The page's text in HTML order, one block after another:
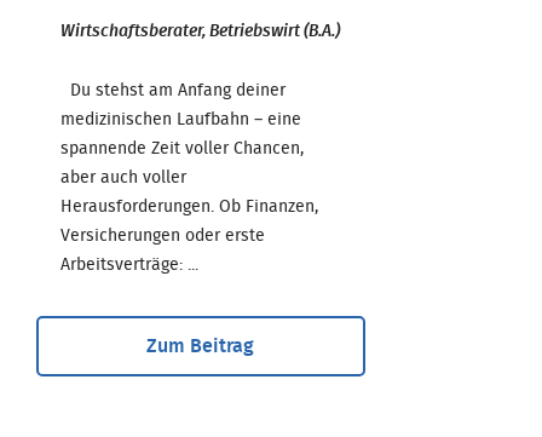
Wirtschaftsberater, Betriebswirt (B.A.)
Du stehst am Anfang deiner
medizinischen Laufbahn – eine
spannende Zeit voller Chancen,
aber auch voller
Herausforderungen. Ob Finanzen,
Versicherungen oder erste
Arbeitsverträge: ...
Zum Beitrag